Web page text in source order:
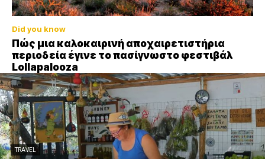
Did you know
Πώς μια καλοκαιρινή αποχαιρετιστήρια
περιοδεία έγινε το πασίγνωστο φεστιβάλ
Lollapalooza
TRAVEL